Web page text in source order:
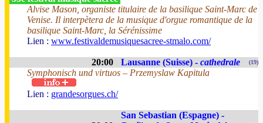
Alvise Mason, organiste titulaire de la basilique Saint-Marc de
Venise. Il interpètera de la musique d'orgue romantique de la
basilique Saint-Marc, la Sérénissime
Lien : www.festivaldemusiquesacree-stmalo.com/
20:00 Lausanne (Suisse) - cathedrale (19)
Symphonisch und virtuos – Przemyslaw Kapitula
Lien : grandesorgues.ch/
San Sebastian (Espagne) -